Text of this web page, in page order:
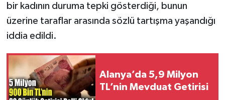
bir kadının duruma tepki gösterdiği, bunun
üzerine taraflar arasında sözlü tartışma yaşandığı
iddia edildi.
Alanya’da 5,9 Milyon
TL’nin Mevduat Getirisi